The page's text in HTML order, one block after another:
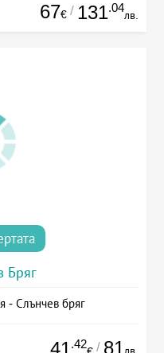
67€ / 131.04
лв.
Бряг
- Слънчев бряг
41 .42 / 81